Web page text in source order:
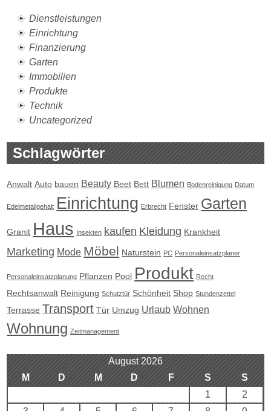
Dienstleistungen
Einrichtung
Finanzierung
Garten
Immobilien
Produkte
Technik
Uncategorized
Schlagwörter
Anwalt Auto bauen Beauty Beet Bett Blumen Bodenreinigung Datum
Edelmetallgehalt Einrichtung Erbrecht Fenster Garten
Granit Haus Insekten kaufen Kleidung Krankheit
Marketing Mode Möbel Naturstein PC Personaleinsatzplaner
Personaleinsatzplanung Pflanzen Pool Produkt Recht
Rechtsanwalt Reinigung Schutztür Schönheit Shop Stundenzettel
Terrasse Transport Tür Umzug Urlaub Wohnen
Wohnung Zeitmanagement
August 2026
M
D M D F S
S
1
2